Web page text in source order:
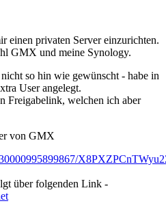
einen privaten Server einzurichten.
GMX und meine Synology.
so hin wie gewünscht - habe in
User angelegt.
Freigabelink, welchen ich aber
von GMX
über folgenden Link -